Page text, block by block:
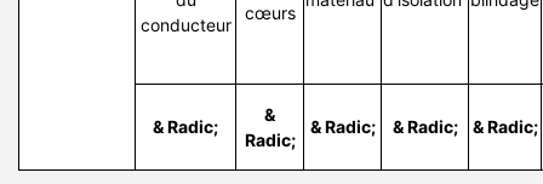
conducteur
cœurs
& Radic;
&
Radic;
& Radic; & Radic; & Radic;